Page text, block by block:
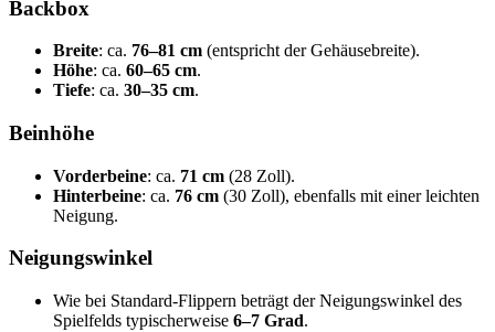
Backbox
Breite: ca. 76–81 cm (entspricht der Gehäusebreite).
Höhe: ca. 60–65 cm.
Tiefe: ca. 30–35 cm.
Beinhöhe
Vorderbeine: ca. 71 cm (28 Zoll).
Hinterbeine: ca. 76 cm (30 Zoll), ebenfalls mit einer leichten
Neigung.
Neigungswinkel
Wie bei Standard-Flippern beträgt der Neigungswinkel des
Spielfelds typischerweise 6–7 Grad.